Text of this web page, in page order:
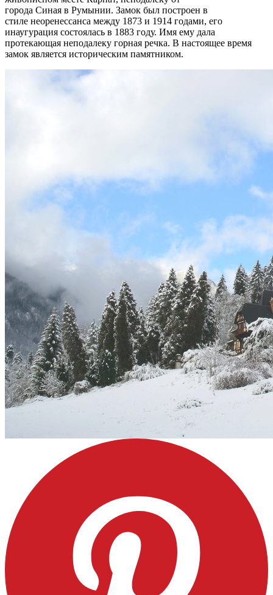
города Синая в Румынии. Замок был построен в
стиле неоренессанса между 1873 и 1914 годами, его
инаугурация состоялась в 1883 году. Имя ему дала
протекающая неподалеку горная речка. В настоящее время
замок является историческим памятником.